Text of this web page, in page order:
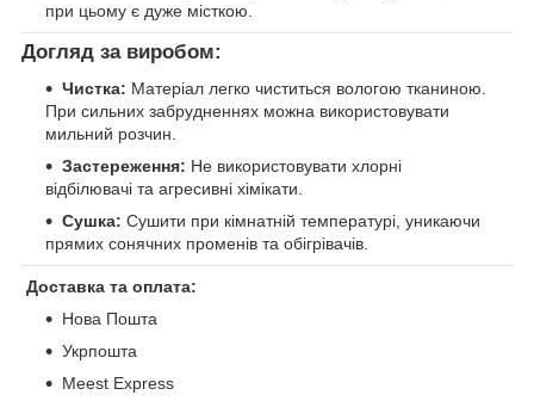
при цьому є дуже місткою.
Догляд за виробом:
Чистка: Матеріал легко чиститься вологою тканиною.
При сильних забрудненнях можна використовувати
мильний розчин.
Застереження: Не використовувати хлорні
відбілювачі та агресивні хімікати.
Сушка: Сушити при кімнатній температурі, уникаючи
прямих сонячних променів та обігрівачів.
Доставка та оплата:
Нова Пошта
Укрпошта
Meest Express